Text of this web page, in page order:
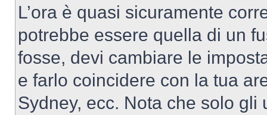
L’ora è quasi sicuramente
potrebbe essere quella di un
fosse, devi cambiare le
e farlo coincidere con la tua
Sydney, ecc. Nota che solo